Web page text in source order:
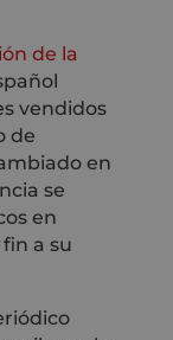
de la
vendidos
de
en
se
en
a su